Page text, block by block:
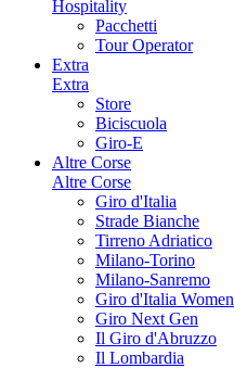
Hospitality
Pacchetti
Tour Operator
Extra
Extra
Store
Biciscuola
Giro-E
Altre Corse
Altre Corse
Giro d'Italia
Strade Bianche
Tirreno Adriatico
Milano-Torino
Milano-Sanremo
Giro d'Italia Women
Giro Next Gen
Il Giro d'Abruzzo
Il Lombardia